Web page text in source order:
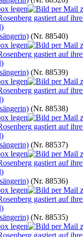
(Nr. 88540)
(Nr. 88539)
(Nr. 88538)
(Nr. 88537)
(Nr. 88536)
(Nr. 88535)